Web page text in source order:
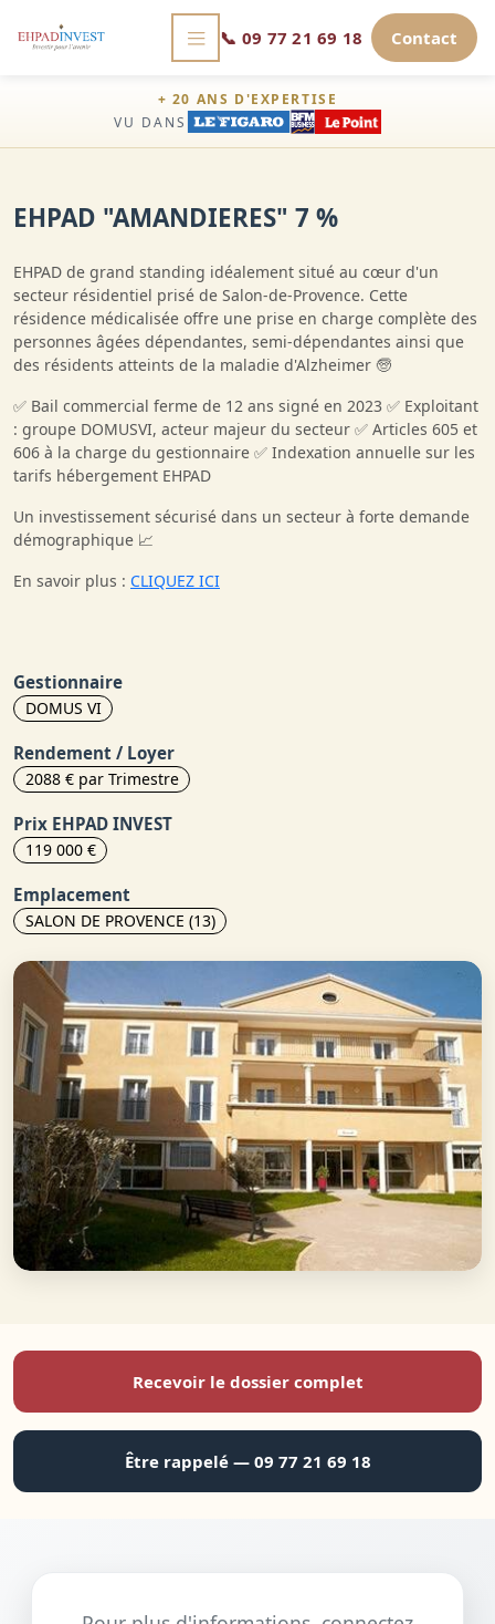
📞 09 77 21 69 18 Contact
+ 20 ANS D'EXPERTISE
VU DANS
EHPAD "AMANDIERES" 7 %
EHPAD de grand standing idéalement situé au cœur d'un
secteur résidentiel prisé de Salon-de-Provence. Cette
résidence médicalisée offre une prise en charge complète des
personnes âgées dépendantes, semi-dépendantes ainsi que
des résidents atteints de la maladie d'Alzheimer 🧓
✅ Bail commercial ferme de 12 ans signé en 2023 ✅ Exploitant
: groupe DOMUSVI, acteur majeur du secteur ✅ Articles 605 et
606 à la charge du gestionnaire ✅ Indexation annuelle sur les
tarifs hébergement EHPAD
Un investissement sécurisé dans un secteur à forte demande
démographique 📈
En savoir plus : CLIQUEZ ICI
Gestionnaire
DOMUS VI
Rendement / Loyer
2088 € par Trimestre
Prix EHPAD INVEST
119 000 €
Emplacement
SALON DE PROVENCE (13)
Recevoir le dossier complet
Être rappelé — 09 77 21 69 18